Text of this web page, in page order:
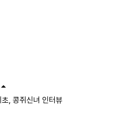
, 콩쥐신녀 인터뷰